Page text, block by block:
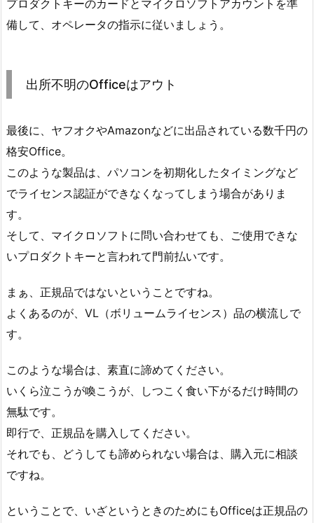
プロダクトキーのカードとマイクロソフトアカウントを準
備して、オペレータの指示に従いましょう。
出所不明のOfficeはアウト
最後に、ヤフオクやAmazonなどに出品されている数千円の
格安Office。
このような製品は、パソコンを初期化したタイミングなど
でライセンス認証ができなくなってしまう場合がありま
す。
そして、マイクロソフトに問い合わせても、ご使用できな
いプロダクトキーと言われて門前払いです。
まぁ、正規品ではないということですね。
よくあるのが、VL（ボリュームライセンス）品の横流しで
す。
このような場合は、素直に諦めてください。
いくら泣こうが喚こうが、しつこく食い下がるだけ時間の
無駄です。
即行で、正規品を購入してください。
それでも、どうしても諦められない場合は、購入元に相談
ですね。
ということで、いざというときのためにもOfficeは正規品の